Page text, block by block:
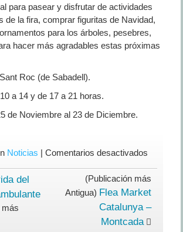
para pasear y disfrutar de actividades
de la fira, comprar figuritas de Navidad,
para los árboles, pesebres,
hacer más agradables estas próximas
Roc (de Sabadell).
a 14 y de 17 a 21 horas.
de Noviembre al 23 de Diciembre.
Noticias | Comentarios desactivadosen
de
Santa
2017
del
más
(Publicación más
Antigua) Flea Market
Catalunya –
Montcada